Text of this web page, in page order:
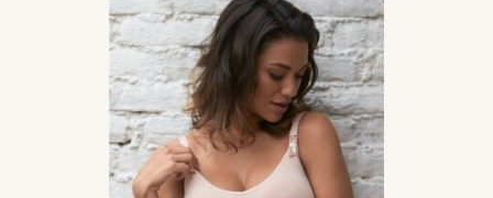
produit
plusieurs
variations.
options
peuvent
choisies
sur
page